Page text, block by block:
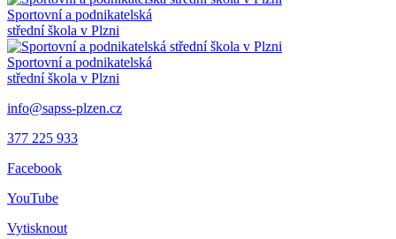
Sportovní a podnikatelská
střední škola v Plzni
Sportovní a podnikatelská
střední škola v Plzni
info@sapss-plzen.cz
377 225 933
Facebook
YouTube
Vytisknout